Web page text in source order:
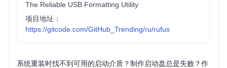
The Reliable USB Formatting Utility
项目地址：
https://gitcode.com/GitHub_Trending/ru/rufus
系统重装时找不到可用的启动介质？制作启动盘总是失败？作